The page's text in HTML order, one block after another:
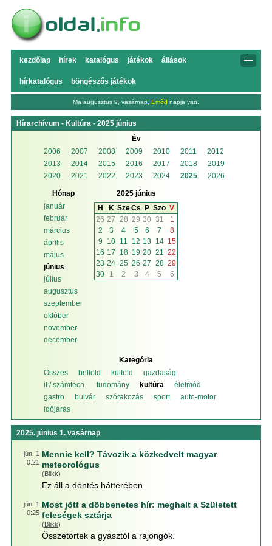
kezdőlap hírek katalógus játékok állások
hírkatalógus böngészős játékok
Ma augusztus 9, vasárnap, Emőd napja van.
Hírarchívum - Kultúra - 2025 június
Év
2006
2007 2008 2009 2010 2011
2012
2013
2014 2015 2016 2017 2018
2019
2020
2021 2022 2023 2024 2025 2026
Hónap
január
február
március
április
május
június
július
augusztus
szeptember
október
november
december
2025 június
H
K SzeCs P Szo V
26 27 28 29 30 31
1
2
3 4 5 6 7
8
9
10 11 12 13 14 15
16 17 18 19 20 21
22
23 24 25 26 27 28 29
30
1 2 3 4 5 6
Kategória
Összes
belföld külföld
gazdaság
it / számtech.
tudomány kultúra
életmód
gastro
bulvár szórakozás sport
auto-motor
időjárás
2025. június 1. vasárnap
jún. 1
0:21
Mennie kell? Távozik a közkedvelt magyar
meteorológus
(Blikk)
Ez áll a döntés hátterében.
jún. 1
0:25
Most jött a döbbenetes hír: meghalt a Született
feleségek sztárja
(Blikk)
Összetörtek a gyásztól a rajongók.